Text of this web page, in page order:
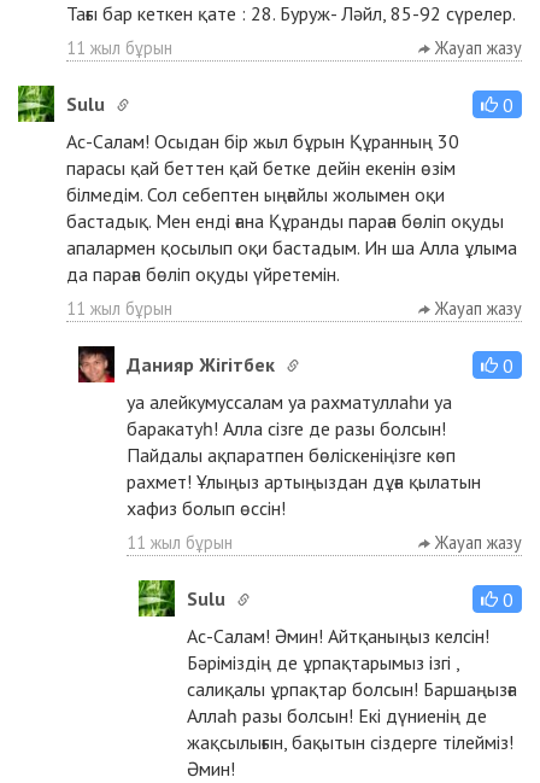
Тағы бар кеткен қате : 28. Буруж- Ләйл, 85-92 сүрелер.
11 жыл бұрын Жауап жазу
Sulu
0
Ас-Салам! Осыдан бір жыл бұрын Құранның 30
парасы қай беттен қай бетке дейін екенін өзім
білмедім. Сол себептен ыңғайлы жолымен оқи
бастадық. Мен енді ғана Құранды параға бөліп оқуды
апалармен қосылып оқи бастадым. Ин ша Алла ұлыма
да параға бөліп оқуды үйретемін.
11 жыл бұрын Жауап жазу
Данияр Жігітбек
0
уа алейкумуссалам уа рахматуллаһи уа
баракатуһ! Алла сізге де разы болсын!
Пайдалы ақпаратпен бөліскеніңізге көп
рахмет! Ұлыңыз артыңыздан дұға қылатын
хафиз болып өссін!
11 жыл бұрын Жауап жазу
Sulu
0
Ас-Салам! Әмин! Айтқаныңыз келсін!
Бәріміздің де ұрпақтарымыз ізгі ,
салиқалы ұрпақтар болсын! Баршаңызға
Аллаһ разы болсын! Екі дүниенің де
жақсылығын, бақытын сіздерге тілейміз!
Әмин!